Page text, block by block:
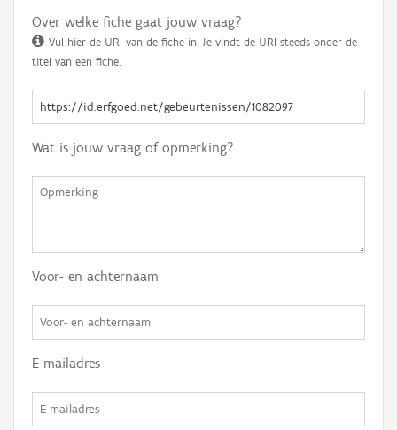
Over welke fiche gaat jouw vraag?
Vul hier de URI van de fiche in. Je vindt de URI steeds onder de
titel van een fiche.
Wat is jouw vraag of opmerking?
Voor- en achternaam
E-mailadres